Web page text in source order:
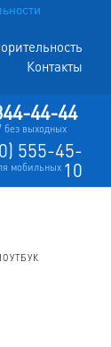
Контакты
44-44
без выходных
555-45-
10
мобильных